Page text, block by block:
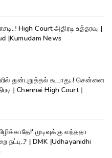
High Court அதிரடி உத்தரவு |
|Kumudam News
துன்புறுத்தல் கூடாது..! சென்னை
| Chennai High Court |
முடிவுக்கு வந்ததா
நட்பு..? | DMK |Udhayanidhi